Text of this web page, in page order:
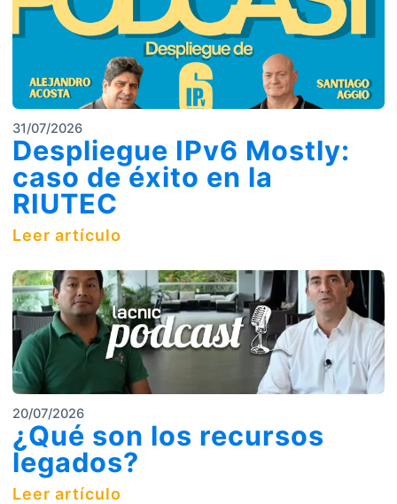
31/07/2026
Despliegue IPv6 Mostly:
caso de éxito en la
RIUTEC
Leer artículo
20/07/2026
¿Qué son los recursos
legados?
Leer artículo